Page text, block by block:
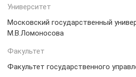
Университет
Московский государственный
М.В.Ломоносова
Факультет
Факультет государственного